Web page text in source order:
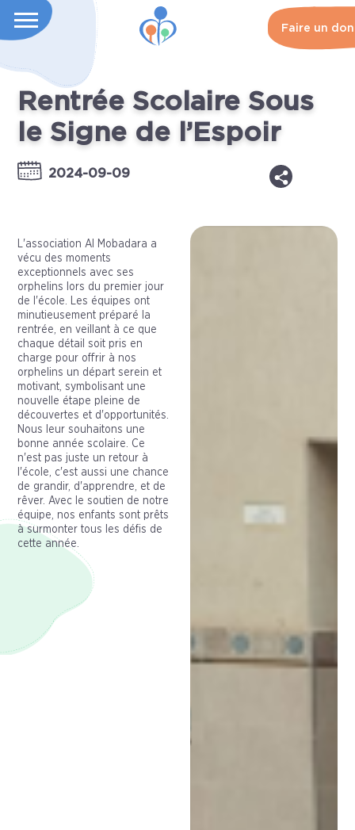
Faire un don
Rentrée Scolaire Sous
le Signe de l’Espoir
2024-09-09
L'association Al Mobadara a
vécu des moments
exceptionnels avec ses
orphelins lors du premier jour
de l'école. Les équipes ont
minutieusement préparé la
rentrée, en veillant à ce que
chaque détail soit pris en
charge pour offrir à nos
orphelins un départ serein et
motivant, symbolisant une
nouvelle étape pleine de
découvertes et d'opportunités.
Nous leur souhaitons une
bonne année scolaire. Ce
n'est pas juste un retour à
l'école, c'est aussi une chance
de grandir, d'apprendre, et de
rêver. Avec le soutien de notre
équipe, nos enfants sont prêts
à surmonter tous les défis de
cette année.